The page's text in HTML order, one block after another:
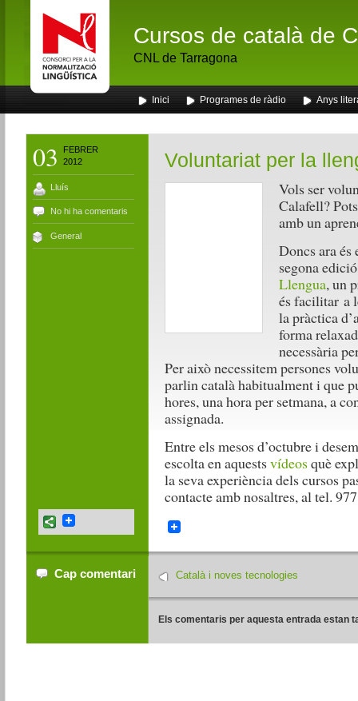
Cursos de català de
CNL de Tarragona
Inici Programes de ràdio Anys
03
FEBRER
2012
Lluís
No hi ha comentaris
General
Voluntariat per la
Vols ser
Calafell?
amb un
Doncs ara és
segona
Llengua, un
és facilitar a
la pràctica
forma
necessària
Per això necessitem persones
parlin català habitualment i que
hores, una hora per setmana, a
assignada.
Entre els mesos d’octubre i
escolta en aquestsvídeosquè
la seva experiència dels cursos
contacte amb nosaltres, al tel.
Cap comentari Català i noves tecnologies
Els comentaris per aquesta entrada estan